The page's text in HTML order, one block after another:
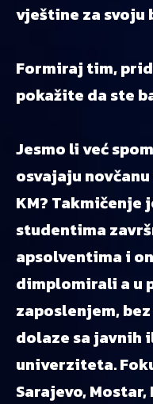
vještine za svoju
Formiraj tim,
pokažite da ste
Jesmo li već
osvajaju
KM? Takmičenje
studentima
apsolventima i
dimplomirali a u
zaposlenjem,
dolaze sa javnih
univerziteta.
Sarajevo,